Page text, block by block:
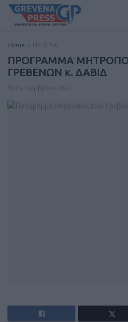
Home ΓΡΕΒΕΝΑ
ΠΡΟΓΡΑΜΜΑ
ΓΡΕΒΕΝΩΝ κ. ΔΑΒΙΔ
30 Σεπτεμβρίου 2022